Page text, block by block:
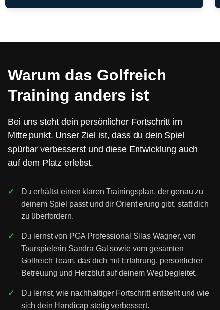
Warum das Golfreich
Training anders ist
Bei uns steht dein persönlicher Fortschritt im
Mittelpunkt. Unser Ziel ist, dass du dein Spiel
spürbar verbesserst und diese Entwicklung auch
auf dem Platz erlebst.
Du erhältst einen klaren Trainingsplan, der genau zu
deinem Spiel passt und dir Orientierung gibt, statt dich
zu überfordern.
Du lernst von PGA Professional Silas Wagner, von
Tourspielerin Sandra Gal sowie vom gesamten
Golfreich Team, das dich mit Erfahrung, persönlicher
Betreuung und Herzblut auf deinem Weg begleitet.
Du lernst, wie nachhaltiger Fortschritt entsteht und wie
sich dein Handicap stetig verbessert.